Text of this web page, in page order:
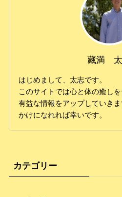
藏満
はじめまして、太志です。
このサイトでは心と体の癒し
有益な情報をアップしていき
かけになれれば幸いです。
カテゴリー